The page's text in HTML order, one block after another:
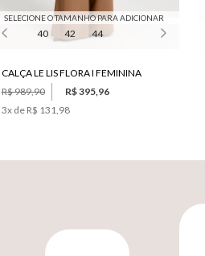
SELECIONE O TAMANHO PARA ADICIONAR
40 42 44
CALÇA LE LIS FLORA I FEMININA
R$ 989,90
R$ 395,96
3x de R$ 131,98